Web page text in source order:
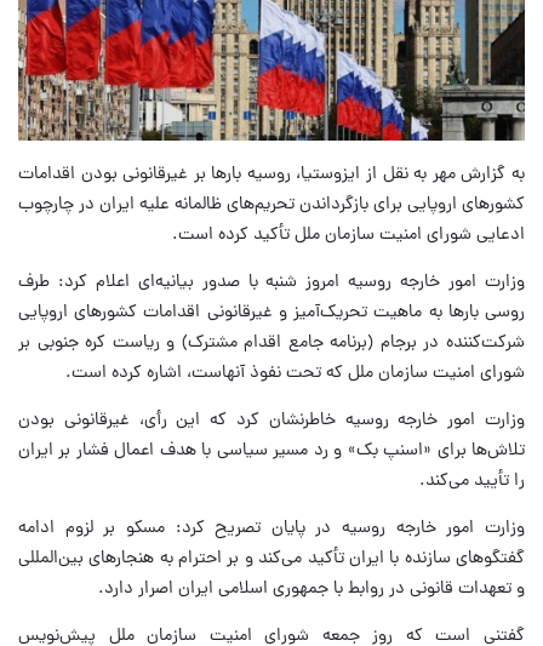
به گزارش مهر به نقل از ایزوستیا، روسیه بارها بر غیرقانونی بودن اقدامات
کشورهای اروپایی برای بازگرداندن تحریم‌های ظالمانه علیه ایران در چارچوب
ادعایی شورای امنیت سازمان ملل تأکید کرده است.
وزارت امور خارجه روسیه امروز شنبه با صدور بیانیه‌ای اعلام کرد: طرف
روسی بارها به ماهیت تحریک‌آمیز و غیرقانونی اقدامات کشورهای اروپایی
شرکت‌کننده در برجام (برنامه جامع اقدام مشترک) و ریاست کره جنوبی بر
شورای امنیت سازمان ملل که تحت نفوذ آنهاست، اشاره کرده است.
وزارت امور خارجه روسیه خاطرنشان کرد که این رأی، غیرقانونی بودن
تلاش‌ها برای «اسنپ بک» و رد مسیر سیاسی با هدف اعمال فشار بر ایران
را تأیید می‌کند.
وزارت امور خارجه روسیه در پایان تصریح کرد: مسکو بر لزوم ادامه
گفتگوهای سازنده با ایران تأکید می‌کند و بر احترام به هنجارهای بین‌المللی
و تعهدات قانونی در روابط با جمهوری اسلامی ایران اصرار دارد.
گفتنی است که روز جمعه شورای امنیت سازمان ملل پیش‌نویس